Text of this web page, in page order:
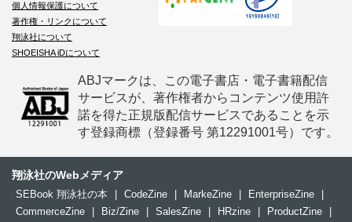
個人情報保護について
著作権・リンクについて
翔泳社について
SHOEISHA iDについて
ABJマークは、この電子書店・電子書籍配信
サービスが、著作権者からコンテンツ使用許
諾を得た正規版配信サービスであることを示
す登録商標（登録番号 第12291001号）です。
翔泳社のWebメディア
SEBook 翔泳社の本 CodeZine MarkeZine EnterpriseZine
CommerceZine
Biz/Zine SalesZine HRzine ProductZine